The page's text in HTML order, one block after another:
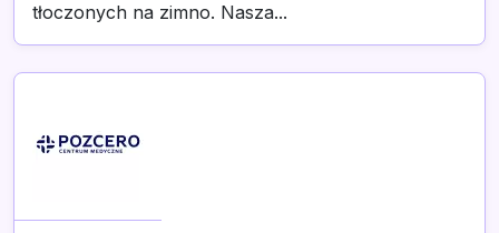
tłoczonych na zimno. Nasza...